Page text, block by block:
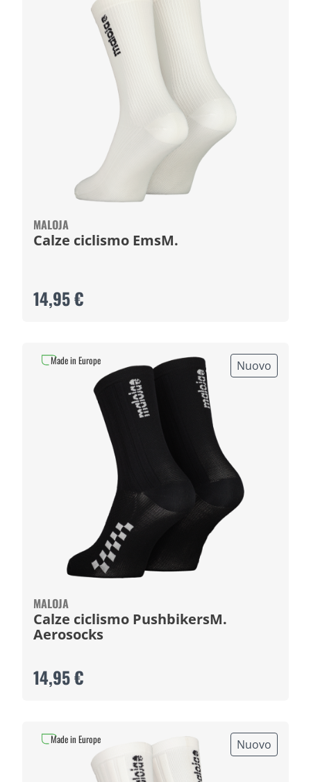
MALOJA
Calze ciclismo EmsM.
14,95 €
Nuovo
MALOJA
Calze ciclismo PushbikersM.
Aerosocks
14,95 €
Made in Europe
Nuovo
Made in Europe